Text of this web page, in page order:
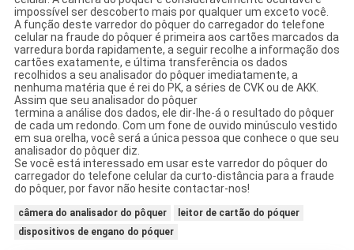
impossível ser descoberto mais por qualquer um exceto você.
A função deste varredor do pôquer do carregador do telefone
celular na fraude do pôquer é primeira aos cartões marcados da
varredura borda rapidamente, a seguir recolhe a informação dos
cartões exatamente, e última transferência os dados
recolhidos a seu analisador do pôquer imediatamente, a
nenhuma matéria que é rei do PK, a séries de CVK ou de AKK.
Assim que seu analisador do pôquer
termina a análise dos dados, ele dir-lhe-á o resultado do pôquer
de cada um redondo. Com um fone de ouvido minúsculo vestido
em sua orelha, você será a única pessoa que conhece o que seu
analisador do pôquer diz.
Se você está interessado em usar este varredor do pôquer do
carregador do telefone celular da curto-distância para a fraude
do pôquer, por favor não hesite contactar-nos!
câmera do analisador do pôquer
leitor de cartão do póquer
dispositivos de engano do póquer